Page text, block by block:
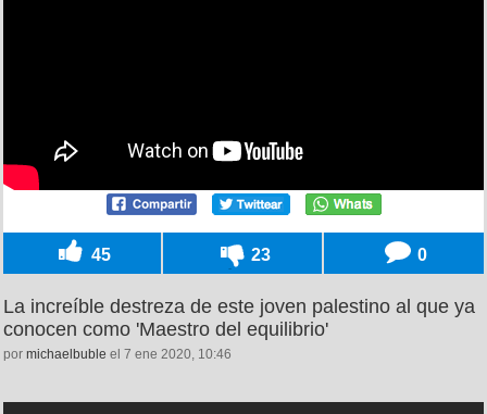
45 23 0
La increíble destreza de este joven palestino al que ya
conocen como 'Maestro del equilibrio'
por michaelbuble el 7 ene 2020, 10:46